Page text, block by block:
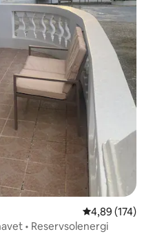
4,89 av 5 i
4,89 (174)
• Reservsolenergi